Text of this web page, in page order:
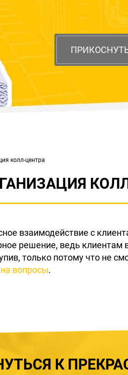
колл-центра
взаимодействие с
решение, ведь клиентам
только потому что не
вопросы.
К